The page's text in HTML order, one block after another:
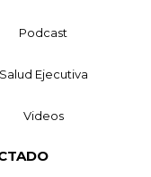
Podcast
Salud Ejecutiva
Videos